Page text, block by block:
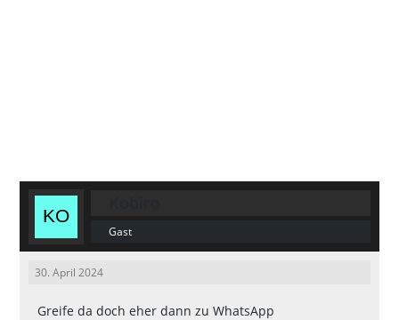
Gast
30. April 2024
Greife da doch eher dann zu WhatsApp